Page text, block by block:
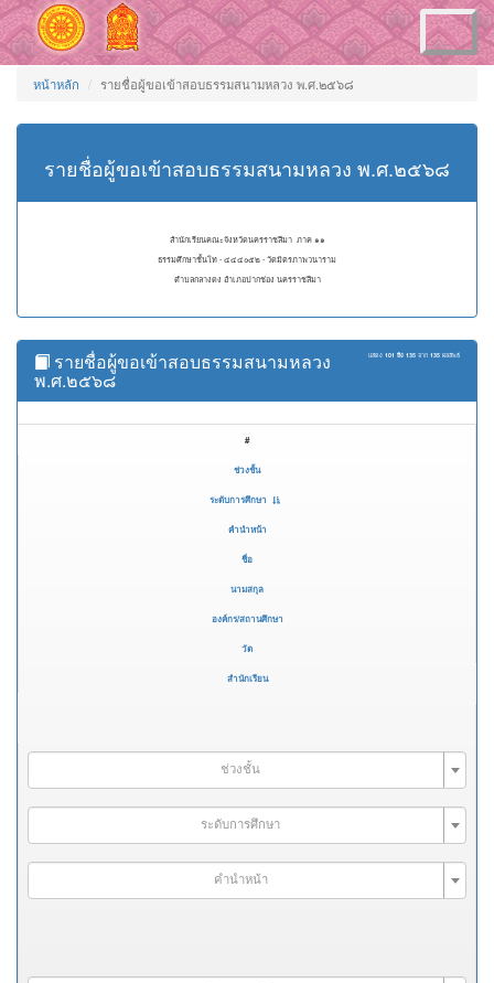
Toggle
navigation
หน้าหลัก รายชื่อผู้ขอเข้าสอบธรรมสนามหลวง พ.ศ.๒๕๖๘
รายชื่อผู้ขอเข้าสอบธรรมสนามหลวง พ.ศ.๒๕๖๘
สำนักเรียนคณะจังหวัดนครราชสีมา ภาค ๑๑
ธรรมศึกษาชั้นโท - ๔๔๔๐๕๒ - วัดมิตรภาพวนาราม
ตำบลกลางดง อำเภอปากช่อง นครราชสีมา
แสดง 101 ถึง 135 จาก 135 ผลลัพธ์
รายชื่อผู้ขอเข้าสอบธรรมสนามหลวง
พ.ศ.๒๕๖๘
#
ช่วงชั้น
ระดับการศึกษา
คำนำหน้า
ชื่อ
นามสกุล
องค์กร/สถานศึกษา
วัด
สำนักเรียน
ช่วงชั้น
ระดับการศึกษา
คำนำหน้า